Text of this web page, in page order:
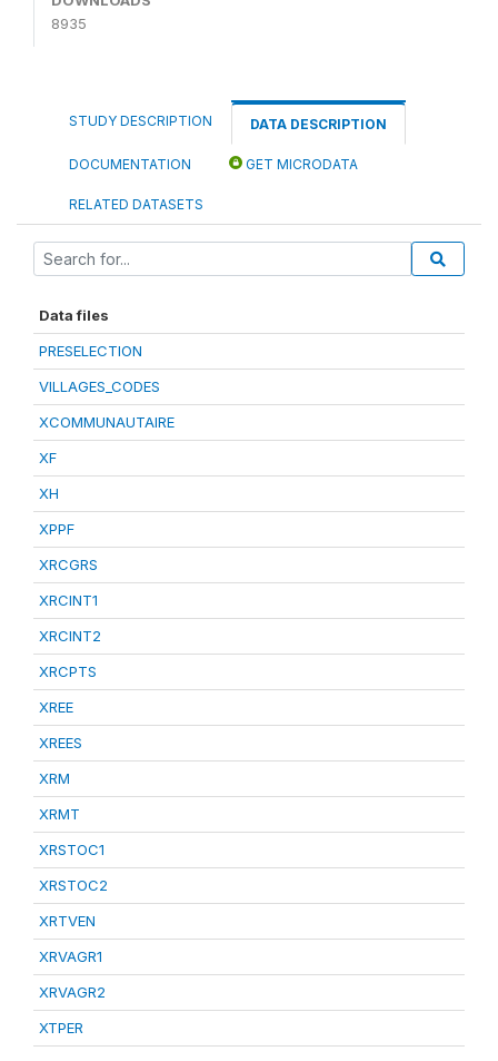
8935
STUDY DESCRIPTION DATA DESCRIPTION
DOCUMENTATION GET MICRODATA
RELATED DATASETS
Data files
PRESELECTION
VILLAGES_CODES
XCOMMUNAUTAIRE
XF
XH
XPPF
XRCGRS
XRCINT1
XRCINT2
XRCPTS
XREE
XREES
XRM
XRMT
XRSTOC1
XRSTOC2
XRTVEN
XRVAGR1
XRVAGR2
XTPER